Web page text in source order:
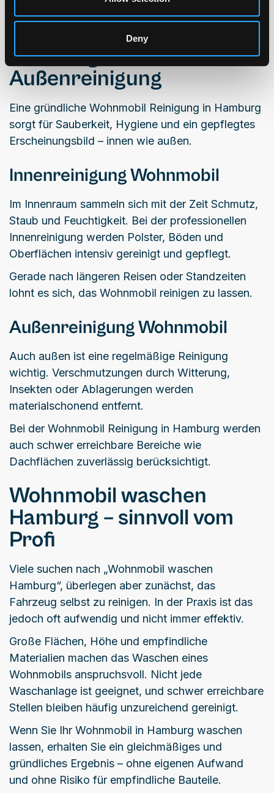
Deny
Wohnmobil Reinigung
Hamburg – Innen- und
Außenreinigung
Eine gründliche Wohnmobil Reinigung in Hamburg
sorgt für Sauberkeit, Hygiene und ein gepflegtes
Erscheinungsbild – innen wie außen.
Innenreinigung Wohnmobil
Im Innenraum sammeln sich mit der Zeit Schmutz,
Staub und Feuchtigkeit. Bei der professionellen
Innenreinigung werden Polster, Böden und
Oberflächen intensiv gereinigt und gepflegt.
Gerade nach längeren Reisen oder Standzeiten
lohnt es sich, das Wohnmobil reinigen zu lassen.
Außenreinigung Wohnmobil
Auch außen ist eine regelmäßige Reinigung
wichtig. Verschmutzungen durch Witterung,
Insekten oder Ablagerungen werden
materialschonend entfernt.
Bei der Wohnmobil Reinigung in Hamburg werden
auch schwer erreichbare Bereiche wie
Dachflächen zuverlässig berücksichtigt.
Wohnmobil waschen
Hamburg – sinnvoll vom
Profi
Viele suchen nach „Wohnmobil waschen
Hamburg“, überlegen aber zunächst, das
Fahrzeug selbst zu reinigen. In der Praxis ist das
jedoch oft aufwendig und nicht immer effektiv.
Große Flächen, Höhe und empfindliche
Materialien machen das Waschen eines
Wohnmobils anspruchsvoll. Nicht jede
Waschanlage ist geeignet, und schwer erreichbare
Stellen bleiben häufig unzureichend gereinigt.
Wenn Sie Ihr Wohnmobil in Hamburg waschen
lassen, erhalten Sie ein gleichmäßiges und
gründliches Ergebnis – ohne eigenen Aufwand
und ohne Risiko für empfindliche Bauteile.